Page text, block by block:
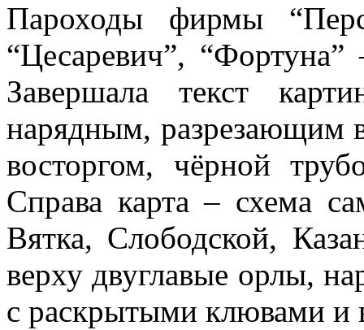
Пароходы фирмы
“Цесаревич”,
Завершала текст
нарядным, разрезающим
восторгом, чёрной
Справа карта – схема
Вятка, Слободской,
верху двуглавые орлы,
с раскрытыми клювами и